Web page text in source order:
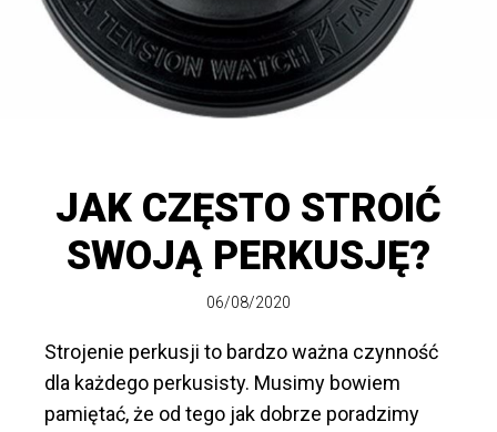
JAK CZĘSTO STROIĆ
SWOJĄ PERKUSJĘ?
06/08/2020
Strojenie perkusji to bardzo ważna czynność
dla każdego perkusisty. Musimy bowiem
pamiętać, że od tego jak dobrze poradzimy